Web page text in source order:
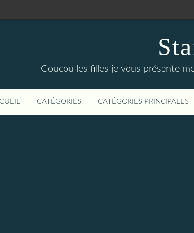
Coucou les filles je vous présente
CATÉGORIES CATÉGORIES PRINCIPALES